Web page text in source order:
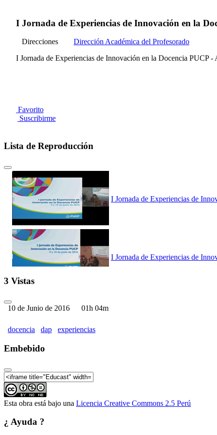
I Jornada de Experiencias de Innovación en la
Direcciones
Dirección Académica del Profesorado
I Jornada de Experiencias de Innovación en la Docencia PUCP -
Favorito
Suscribirme
Lista de Reproducción
I Jornada de Experiencias de
I Jornada de Experiencias de
3 Vistas
10 de Junio de 2016 01h 04m
docencia dap experiencias
Embebido
Esta obra está bajo una Licencia Creative Commons 2.5 Perú
¿ Ayuda ?